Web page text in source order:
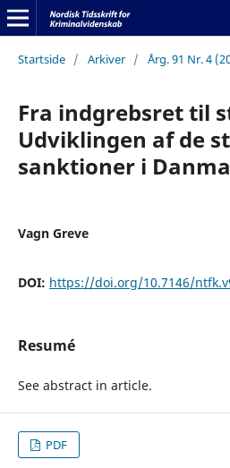
Startside / Arkiver / Årg. 91 Nr. 4
Fra indgrebsret til
Udviklingen af de
sanktioner i
Vagn Greve
DOI: https://doi.org/10.7146/
Resumé
See abstract in article.
PDF